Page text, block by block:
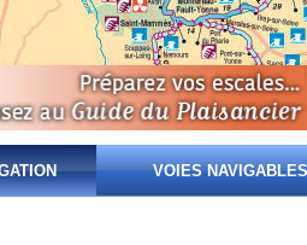
VOIES NAVIGABLES